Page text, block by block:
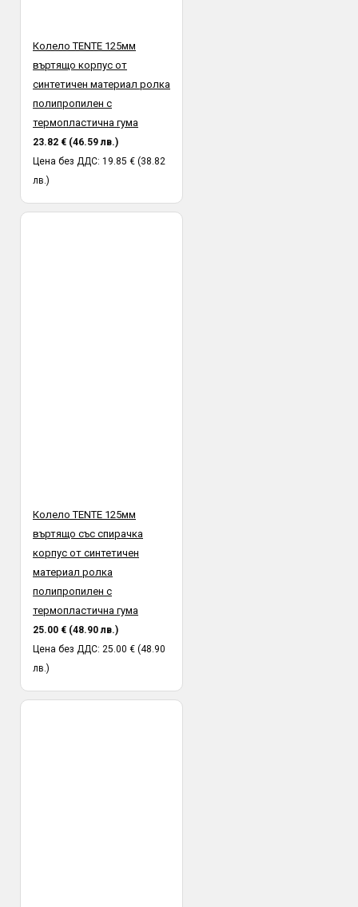
Колело TENTE 125мм
въртящо корпус от
синтетичен материал ролка
полипропилен с
термопластична гума
23.82 € (46.59 лв.)
Цена без ДДС: 19.85 € (38.82
лв.)
Колело TENTE 125мм
въртящо със спирачка
корпус от синтетичен
материал ролка
полипропилен с
термопластична гума
25.00 € (48.90 лв.)
Цена без ДДС: 25.00 € (48.90
лв.)